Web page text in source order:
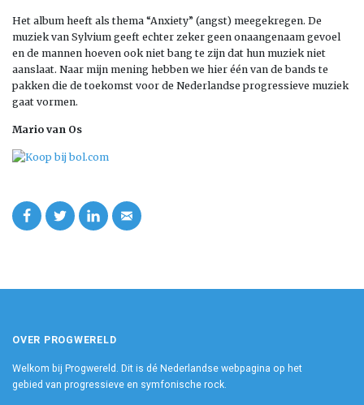
Het album heeft als thema “Anxiety” (angst) meegekregen. De
muziek van Sylvium geeft echter zeker geen onaangenaam gevoel
en de mannen hoeven ook niet bang te zijn dat hun muziek niet
aanslaat. Naar mijn mening hebben we hier één van de bands te
pakken die de toekomst voor de Nederlandse progressieve muziek
gaat vormen.
Mario van Os
OVER PROGWERELD
Welkom bij Progwereld. Dit is dé Nederlandse webpagina op het
gebied van progressieve en symfonische rock.